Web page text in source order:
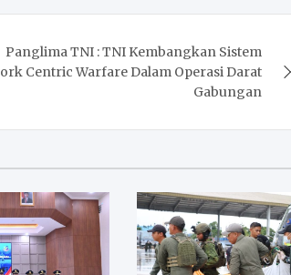
Panglima TNI : TNI Kembangkan Sistem
Centric Warfare Dalam Operasi Darat
Gabungan